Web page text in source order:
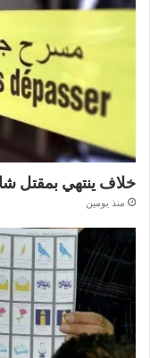
خلاف ينتهي بمقتل
منذ يومين